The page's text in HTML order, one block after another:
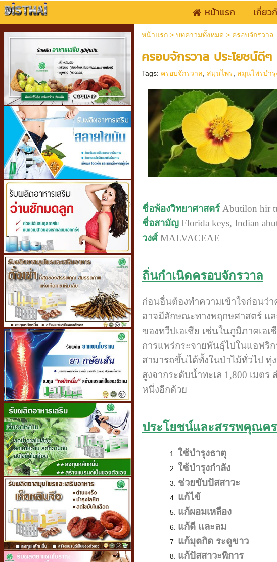
หน้าแรก เกี่ยว
หน้าแรก> บทคาวมทั้งหมด > ครอบจักรวาล
ครอบจักรวาล ประโยชน์ดี
Tags: ครอบจักรวาล สมุนไพร สมุนไพรบำรุ
ชื่อพ้องวิทยาศาสตร์Abutilon hir
ชื่อสามัญFlorida keys, Indian
วงศ์MALVACEAE
ถิ่นกำเนิดครอบจักรวาล
ก่อนอื่นต้องทำความเข้าใจก่อนว่
อาจมีลักษณะทางพฤกษศาสตร์ แ
ของทวีปเอเชีย เช่นในภูมิภาคเอ
การแพร่กระจายพันธุ์ไปในแอฟริก
สามารถขึ้นได้ทั้งในป่าไม้ทั่วไป
สูงจากระดับน้ำทะเล 1,800 เมต
หนึ่งอีกด้วย
ประโยชน์และสรรพคุณค
ใช้บำรุงธาตุ
ใช้บำรุงกำลัง
ช่วยขับปัสสาวะ
แก้ไข้
แก้ผอมเหลือง
แก้ดี และลม
แก้มุตกิด ระดูขาว
แก้ปัสสาวะพิการ